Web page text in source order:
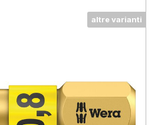
altre varianti